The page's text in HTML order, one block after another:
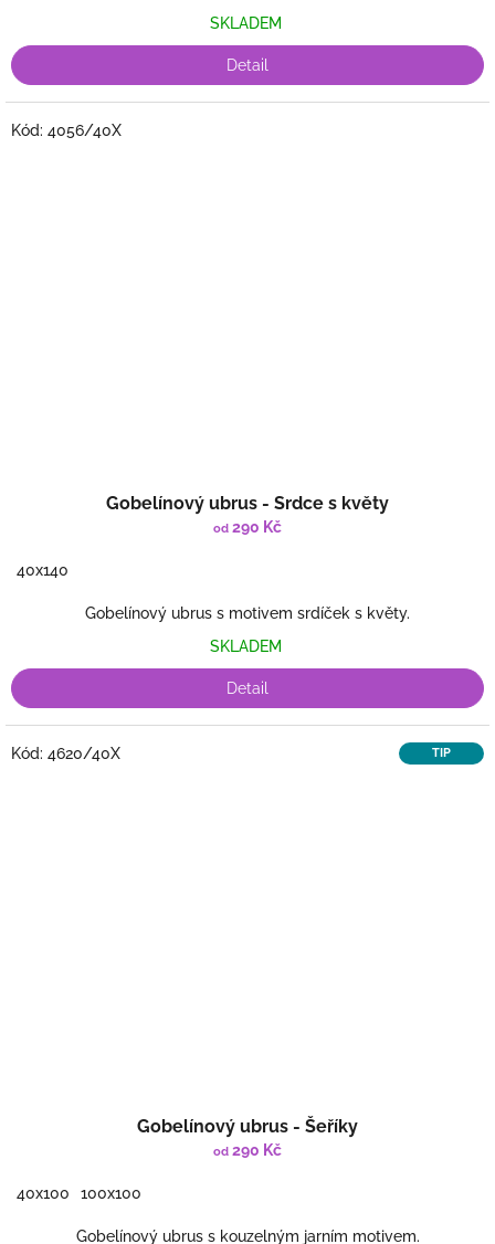
SKLADEM
Detail
Gobelínový ubrus - Srdce s květy
od 290 Kč
40x140
Gobelínový ubrus s motivem srdíček s květy.
SKLADEM
Detail
Kód: 4056/40X
TIP
Gobelínový ubrus - Šeříky
od 290 Kč
40x100 100x100
Gobelínový ubrus s kouzelným jarním motivem.
Kód: 4620/40X